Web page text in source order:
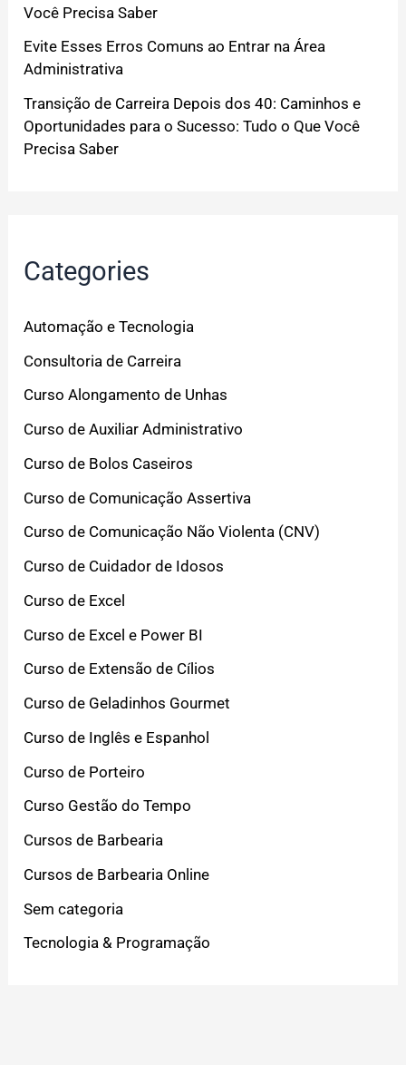
Você Precisa Saber
Evite Esses Erros Comuns ao Entrar na Área
Administrativa
Transição de Carreira Depois dos 40: Caminhos e
Oportunidades para o Sucesso: Tudo o Que Você
Precisa Saber
Categories
Automação e Tecnologia
Consultoria de Carreira
Curso Alongamento de Unhas
Curso de Auxiliar Administrativo
Curso de Bolos Caseiros
Curso de Comunicação Assertiva
Curso de Comunicação Não Violenta (CNV)
Curso de Cuidador de Idosos
Curso de Excel
Curso de Excel e Power BI
Curso de Extensão de Cílios
Curso de Geladinhos Gourmet
Curso de Inglês e Espanhol
Curso de Porteiro
Curso Gestão do Tempo
Cursos de Barbearia
Cursos de Barbearia Online
Sem categoria
Tecnologia & Programação